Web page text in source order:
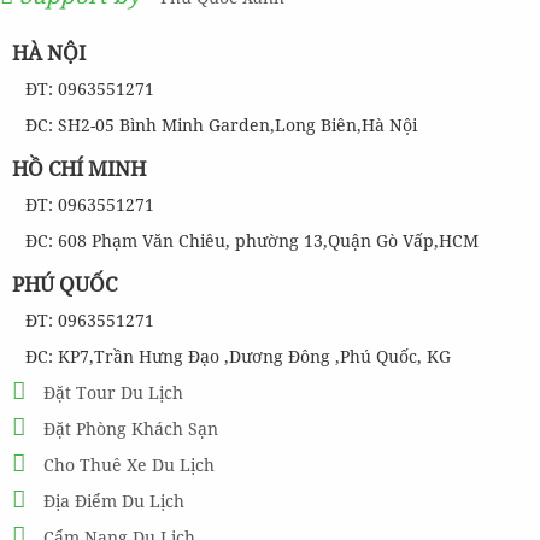
Tour Lặn Ngắm San Hô Phú Quốc [ KẾT HỢP THĂM QUAN NAM
ĐẢO ]
Giá từ:
Tour đang có giảm giá đến 0 %
Tour 2 Đảo : Hòn Móng Tay - Hòn Dăm Ngang Phú Quốc
480,000đ
Tour đang có giảm giá đến 0 %
HÀ NỘI
ĐT: 0963551271
ĐC: SH2-05 Bình Minh Garden,Long Biên,Hà Nội
HỒ CHÍ MINH
ĐT: 0963551271
ĐC: 608 Phạm Văn Chiêu, phường 13,Quận Gò Vấp,HCM
PHÚ QUỐC
ĐT: 0963551271
ĐC: KP7,Trần Hưng Đạo ,Dương Đông ,Phú Quốc, KG
Đặt Tour Du Lịch
Đặt Phòng Khách Sạn
Cho Thuê Xe Du Lịch
Địa Điểm Du Lịch